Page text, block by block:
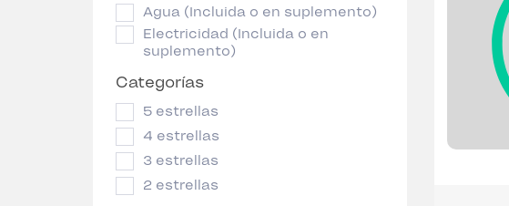
Agua (Incluida o en suplemento)
Electricidad (Incluida o en
suplemento)
Categorías
5 estrellas
4 estrellas
3 estrellas
2 estrellas